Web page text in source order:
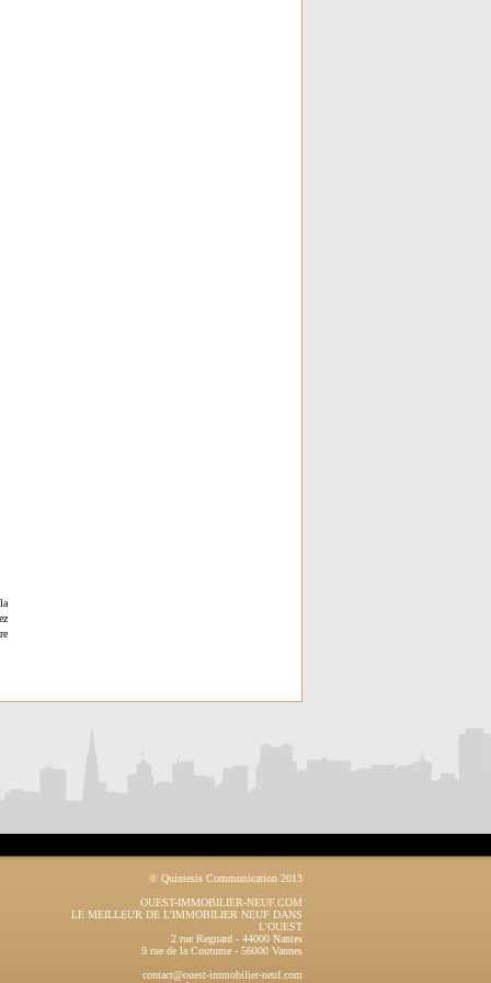
© Quintesis Communication 2013
OUEST-IMMOBILIER-NEUF.COM
LE MEILLEUR DE L'IMMOBILIER NEUF DANS
L'OUEST
2 rue Regnard - 44000 Nantes
9 rue de la Coutume - 56000 Vannes
contact@ouest-immobilier-neuf.com